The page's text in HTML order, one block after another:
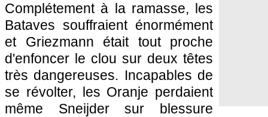
Complétement à la ramasse, les
Bataves souffraient énormément
et Griezmann était tout proche
d'enfoncer le clou sur deux têtes
très dangereuses. Incapables de
se révolter, les Oranje perdaient
même Sneijder sur blessure